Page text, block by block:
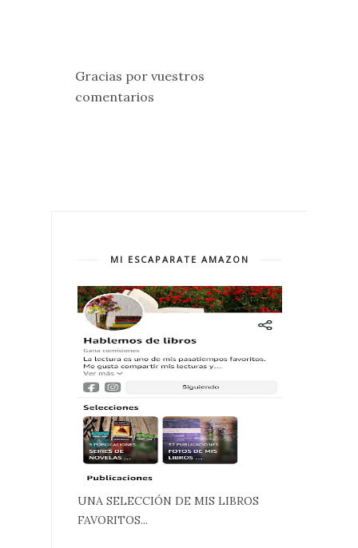
Gracias por vuestros
comentarios
MI ESCAPARATE AMAZON
UNA SELECCIÓN DE MIS LIBROS
FAVORITOS...